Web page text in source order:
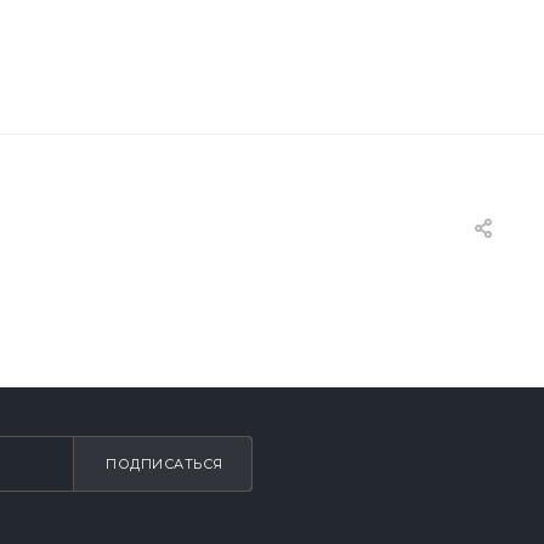
ПОДПИСАТЬСЯ